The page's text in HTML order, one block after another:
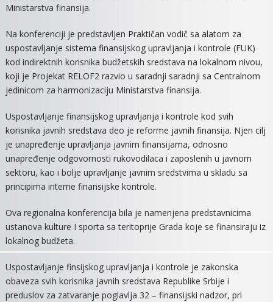
RELOF2
Ministarstva finansija.
Na konferenciji je predstavljen Praktičan vodič sa alatom za
uspostavljanje sistema finansijskog upravljanja i kontrole (FUK)
kod indirektnih korisnika budžetskih sredstava na lokalnom nivou,
koji je Projekat RELOF2 razvio u saradnji saradnji sa Centralnom
jedinicom za harmonizaciju Ministarstva finansija.
Uspostavljanje finansijskog upravljanja i kontrole kod svih
korisnika javnih sredstava deo je reforme javnih finansija. Njen cilj
je unapređenje upravljanja javnim finansijama, odnosno
unapređenje odgovornosti rukovodilaca i zaposlenih u javnom
sektoru, kao i bolje upravljanje javnim sredstvima u skladu sa
principima interne finansijske kontrole.
Ova regionalna konferencija bila je namenjena predstavnicima
ustanova kulture I sporta sa teritoprije Grada koje se finansiraju iz
lokalnog budžeta.
Uspostavljanje finsijskog upravljanja i kontrole je zakonska
obaveza svih korisnika javnih sredstava Republike Srbije i
preduslov za zatvaranje poglavlja 32 – finansijski nadzor, pri